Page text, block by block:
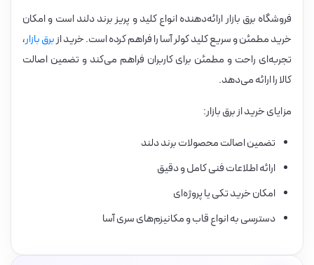
فروشگاه برق بازار ارائه‌دهنده انواع کلید و پریز برند دلند است و امکان
خرید مطمئن و سریع کلید کولر آسا را فراهم کرده است. خرید ازبرق بازار،
تجربه‌ای راحت و مطمئن برای کاربران فراهم می‌کند و تضمین اصالت
کالا را ارائه می‌دهد.
مزایای خرید از برق بازار:
تضمین اصالت محصولات برند دلند
ارائه اطلاعات فنی کامل و دقیق
امکان خرید تکی یا پروژه‌ای
دسترسی به انواع قاب و مکانیزم‌های سری آسا